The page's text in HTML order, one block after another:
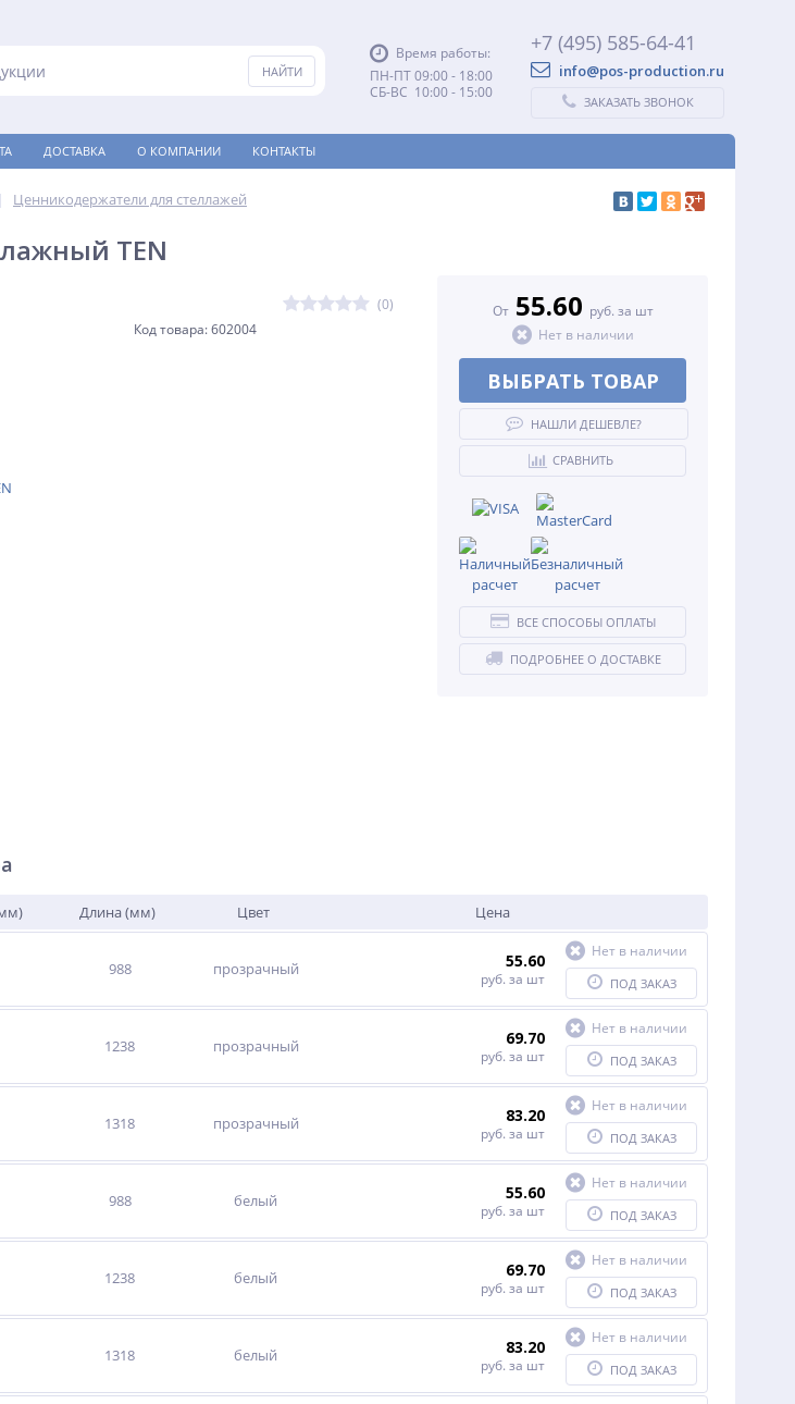
Время работы:
ПН-ПТ 09:00 - 18:00
СБ-ВС 10:00 - 15:00
+7 (495) 585-64-41
info@pos-production.ru
ЗАКАЗАТЬ ЗВОНОК
ДОСТАВКА О КОМПАНИИ КОНТАКТЫ
Ценникодержатели для стеллажей
TEN
(0)
Код товара: 602004
От55.60 руб. за шт
Нет в наличии
ВЫБРАТЬ ТОВАР
НАШЛИ ДЕШЕВЛЕ?
СРАВНИТЬ
ВСЕ СПОСОБЫ ОПЛАТЫ
ПОДРОБНЕЕ О ДОСТАВКЕ
Длина (мм) Цвет Цена
988 прозрачный 55.60
руб. за шт
Нет в наличии
ПОД ЗАКАЗ
1238 прозрачный 69.70
руб. за шт
Нет в наличии
ПОД ЗАКАЗ
1318 прозрачный 83.20
руб. за шт
Нет в наличии
ПОД ЗАКАЗ
988 белый 55.60
руб. за шт
Нет в наличии
ПОД ЗАКАЗ
1238 белый 69.70
руб. за шт
Нет в наличии
ПОД ЗАКАЗ
1318 белый 83.20
руб. за шт
Нет в наличии
ПОД ЗАКАЗ